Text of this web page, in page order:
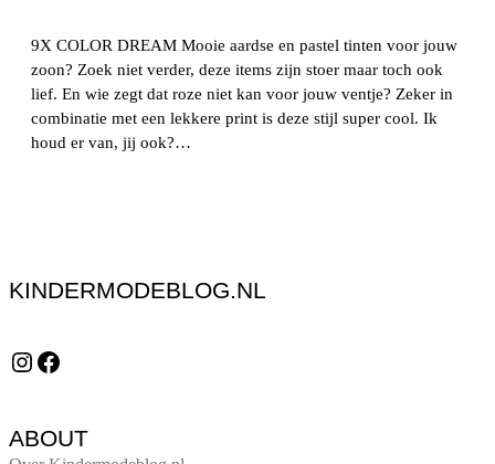
9X COLOR DREAM Mooie aardse en pastel tinten voor jouw
zoon? Zoek niet verder, deze items zijn stoer maar toch ook
lief. En wie zegt dat roze niet kan voor jouw ventje? Zeker in
combinatie met een lekkere print is deze stijl super cool. Ik
houd er van, jij ook?…
KINDERMODEBLOG.NL
Instagram Facebook
ABOUT